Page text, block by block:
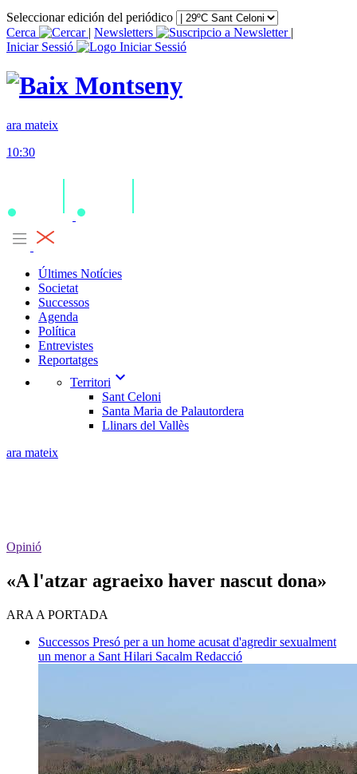
Seleccionar edición del periódico
Cerca
| Newsletters
|
Iniciar Sessió
ara mateix
10:30
Últimes Notícies
Societat
Successos
Agenda
Política
Entrevistes
Reportatges
Territori expand_more
Sant Celoni
Santa Maria de Palautordera
Llinars del Vallès
ara mateix
Opinió
«A l'atzar agraeixo haver nascut dona»
ARA A PORTADA
Successos Presó per a un home acusat d'agredir sexualment
un menor a Sant Hilari Sacalm Redacció